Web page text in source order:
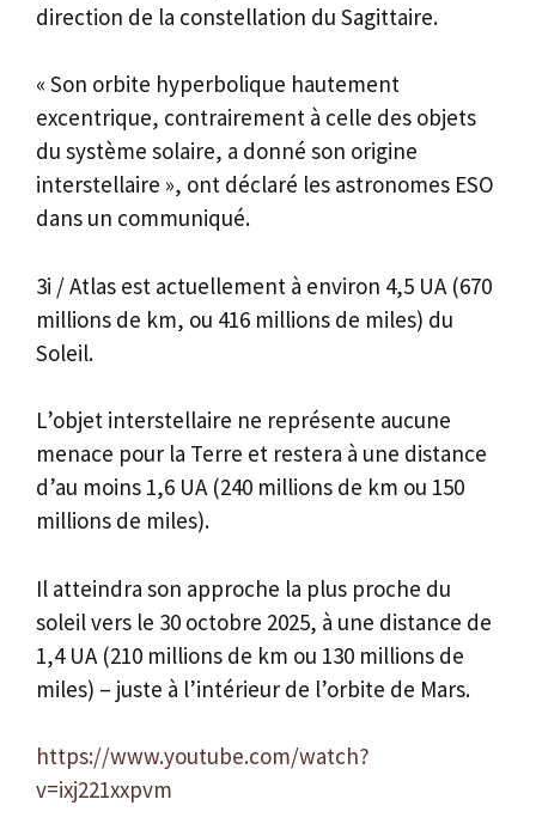
direction de la constellation du Sagittaire.
« Son orbite hyperbolique hautement
excentrique, contrairement à celle des objets
du système solaire, a donné son origine
interstellaire », ont déclaré les astronomes ESO
dans un communiqué.
3i / Atlas est actuellement à environ 4,5 UA (670
millions de km, ou 416 millions de miles) du
Soleil.
L’objet interstellaire ne représente aucune
menace pour la Terre et restera à une distance
d’au moins 1,6 UA (240 millions de km ou 150
millions de miles).
Il atteindra son approche la plus proche du
soleil vers le 30 octobre 2025, à une distance de
1,4 UA (210 millions de km ou 130 millions de
miles) – juste à l’intérieur de l’orbite de Mars.
https://www.youtube.com/watch?
v=ixj221xxpvm